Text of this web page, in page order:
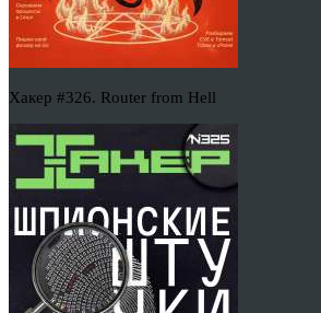
Хакер #326. Router from Hell